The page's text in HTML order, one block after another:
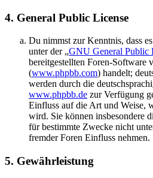
4. General Public License
Du nimmst zur Kenntnis, dass
unter der „GNU General Public
bereitgestellten Foren-Software
(www.phpbb.com) handelt;
werden durch die
www.phpbb.de zur Verfügung
Einfluss auf die Art und Weise,
wird. Sie können insbesondere
für bestimmte Zwecke nicht
fremder Foren Einfluss nehmen.
5. Gewährleistung